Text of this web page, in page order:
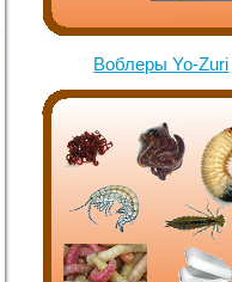
Воблеры Yo-Zuri